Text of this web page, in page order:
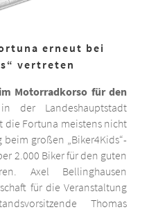
erneut bei
vertreten
Motorradkorso für den
der Landeshauptstadt
die Fortuna meistens nicht
großen „Biker4Kids“-
2.000 Biker für den guten
Axel Bellinghausen
für die Veranstaltung
Thomas